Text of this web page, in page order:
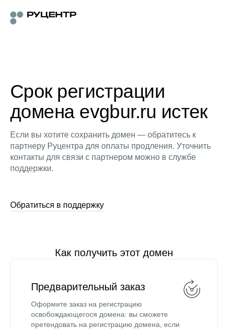
Срок регистрации
домена evgbur.ru истек
Если вы хотите сохранить домен — обратитесь к
партнеру Руцентра для оплаты продления. Уточнить
контакты для связи с партнером можно в службе
поддержки.
Обратиться в поддержку
Как получить этот домен
Предварительный заказ
Оформите заказ на регистрацию
освобождающегося домена: вы сможете
претендовать на регистрацию домена, если